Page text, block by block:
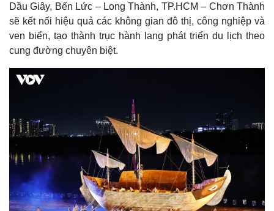
Dầu Giây, Bến Lức – Long Thành, TP.HCM – Chơn Thành
sẽ kết nối hiệu quả các không gian đô thị, công nghiệp và
ven biển, tạo thành trục hành lang phát triển du lịch theo
cung đường chuyên biệt.